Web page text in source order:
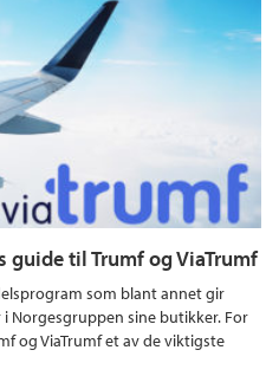
guide til Trumf og ViaTrumf
som blant annet gir
Norgesgruppen sine butikker. For
og ViaTrumf et av de viktigste